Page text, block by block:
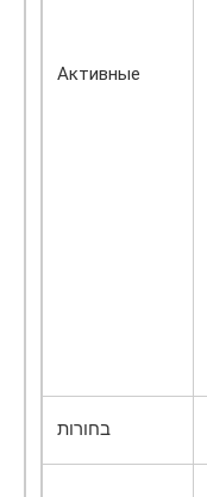
Активные
בחורות